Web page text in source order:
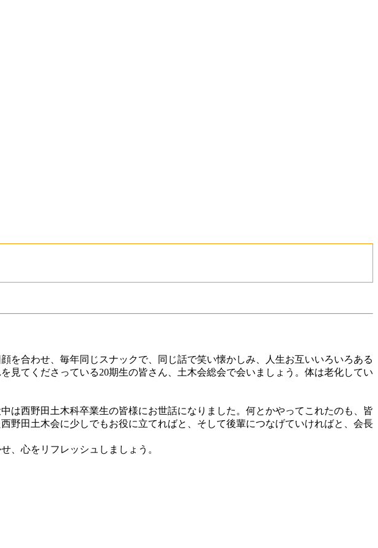
合わせ、毎年同じスナックで、同じ話で笑い懐かしみ、人生お互いいろいろある
てくださっている20期生の皆さん、土木会総会で会いましょう。体は老化してい
は西野田土木科卒業生の皆様にお世話になりました。何とかやってこれたのも、皆
野田土木会に少しでもお役に立てればと、そして後輩につなげていければと、会長
、心をリフレッシュしましょう。